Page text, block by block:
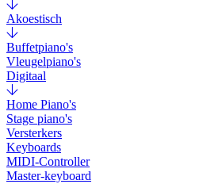
Akoestisch
Buffetpiano's
Vleugelpiano's
Digitaal
Home Piano's
Stage piano's
Versterkers
Keyboards
MIDI-Controller
Master-keyboard